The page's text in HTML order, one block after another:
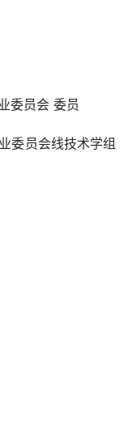
委员会 委员
委员会线技术学组